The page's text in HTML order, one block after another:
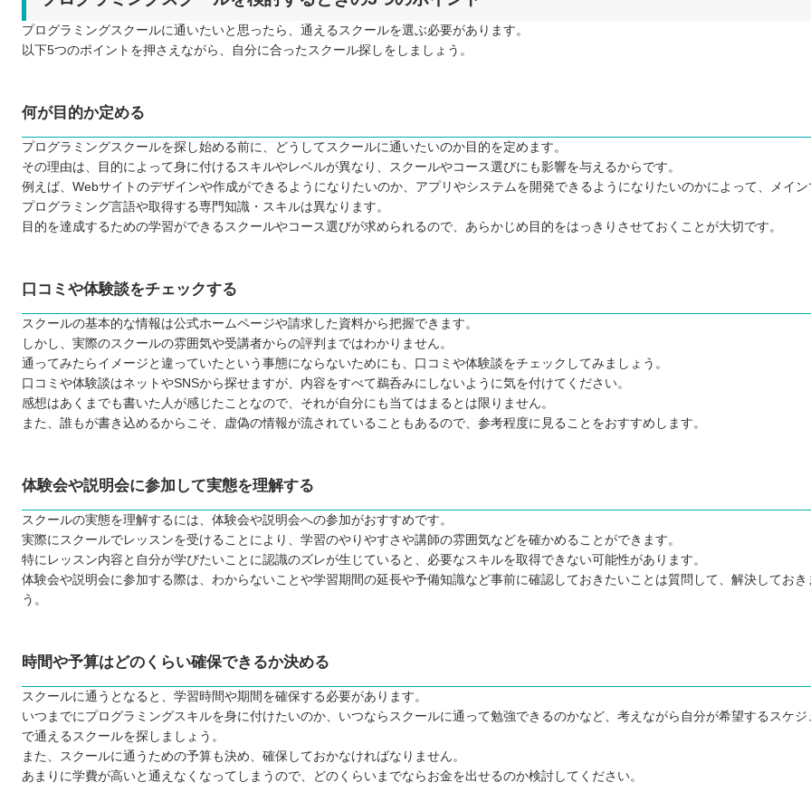
無料のカウンセリングを行っているか
目的に合う勉強ができる
仲間がいるから挫折する可能性が低い
学ぶ習慣を身に付けられる
転職活動や就職活動のサポートを受けられる
現場経験のある講師から学べる
仕事との両立が難しい場合がある
コスト面は独学より格段に高い
どんなプログラミング言語を学ぶのが良いのか
子ども向けと大人向けにプログラミングスクールに違いはあるか
お得にプログラミングスクールに通える制度
プログラミングスクールで挫折しないために
Winスクール
SAMURAIENGINEER（侍エンジニア）
パソコン教室アビバ
DMMWEBCAMP
ヒューマンアカデミーこどもプログラミング教室
市民パソコン塾
QUREOプログラミング教室
自分にあったスクールを選ぼう
プログラミングスクールに通いたいと思ったら、通えるスクールを選ぶ必要があります。
以下5つのポイントを押さえながら、自分に合ったスクール探しをしましょう。
何が目的か定める
プログラミングスクールを探し始める前に、どうしてスクールに通いたいのか目的を定めます。
その理由は、目的によって身に付けるスキルやレベルが異なり、スクールやコース選びにも影響を与えるからです。
例えば、Webサイトのデザインや作成ができるようになりたいのか、アプリやシステムを開発できるようになりたいのかによって、メイ
プログラミング言語や取得する専門知識・スキルは異なります。
目的を達成するための学習ができるスクールやコース選びが求められるので、あらかじめ目的をはっきりさせておくことが大切です。
口コミや体験談をチェックする
スクールの基本的な情報は公式ホームページや請求した資料から把握できます。
しかし、実際のスクールの雰囲気や受講者からの評判まではわかりません。
通ってみたらイメージと違っていたという事態にならないためにも、口コミや体験談をチェックしてみましょう。
口コミや体験談はネットやSNSから探せますが、内容をすべて鵜呑みにしないように気を付けてください。
感想はあくまでも書いた人が感じたことなので、それが自分にも当てはまるとは限りません。
また、誰もが書き込めるからこそ、虚偽の情報が流されていることもあるので、参考程度に見ることをおすすめします。
体験会や説明会に参加して実態を理解する
スクールの実態を理解するには、体験会や説明会への参加がおすすめです。
実際にスクールでレッスンを受けることにより、学習のやりやすさや講師の雰囲気などを確かめることができます。
特にレッスン内容と自分が学びたいことに認識のズレが生じていると、必要なスキルを取得できない可能性があります。
体験会や説明会に参加する際は、わからないことや学習期間の延長や予備知識など事前に確認しておきたいことは質問して、解決しておき
う。
時間や予算はどのくらい確保できるか決める
スクールに通うとなると、学習時間や期間を確保する必要があります。
いつまでにプログラミングスキルを身に付けたいのか、いつならスクールに通って勉強できるのかなど、考えながら自分が希望するスケジ
で通えるスクールを探しましょう。
また、スクールに通うための予算も決め、確保しておかなければなりません。
あまりに学費が高いと通えなくなってしまうので、どのくらいまでならお金を出せるのか検討してください。